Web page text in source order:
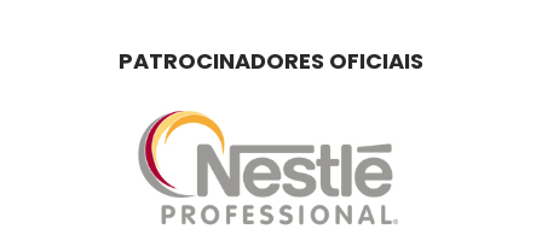
PATROCINADORES OFICIAIS